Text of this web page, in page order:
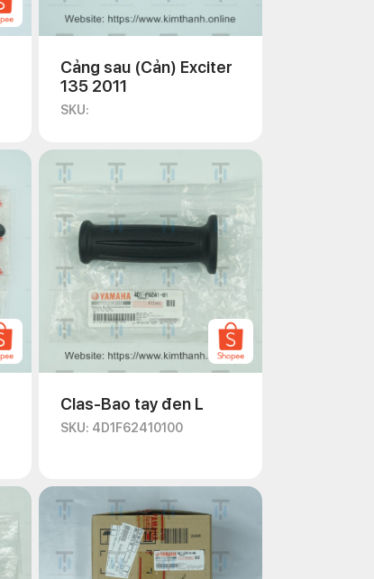
Cảng sau (Cản) Exciter
135 2011
SKU:
Clas-Bao tay đen L
SKU: 4D1F62410100